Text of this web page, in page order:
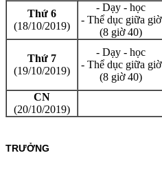
Thứ 6
(18/10/2019)
- Dạy - học
- Thể dục giữa giờ
(8 giờ 40)
Thứ 7
(19/10/2019)
- Dạy - học
- Thể dục giữa giờ
(8 giờ 40)
CN
(20/10/2019)
TRƯỞNG